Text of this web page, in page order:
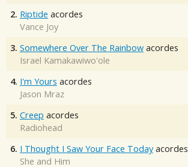
2. Riptide acordes
Vance Joy
3. Somewhere Over The Rainbow acordes
Israel Kamakawiwo'ole
4. I'm Yours acordes
Jason Mraz
5. Creep acordes
Radiohead
6. I Thought I Saw Your Face Today acordes
She and Him